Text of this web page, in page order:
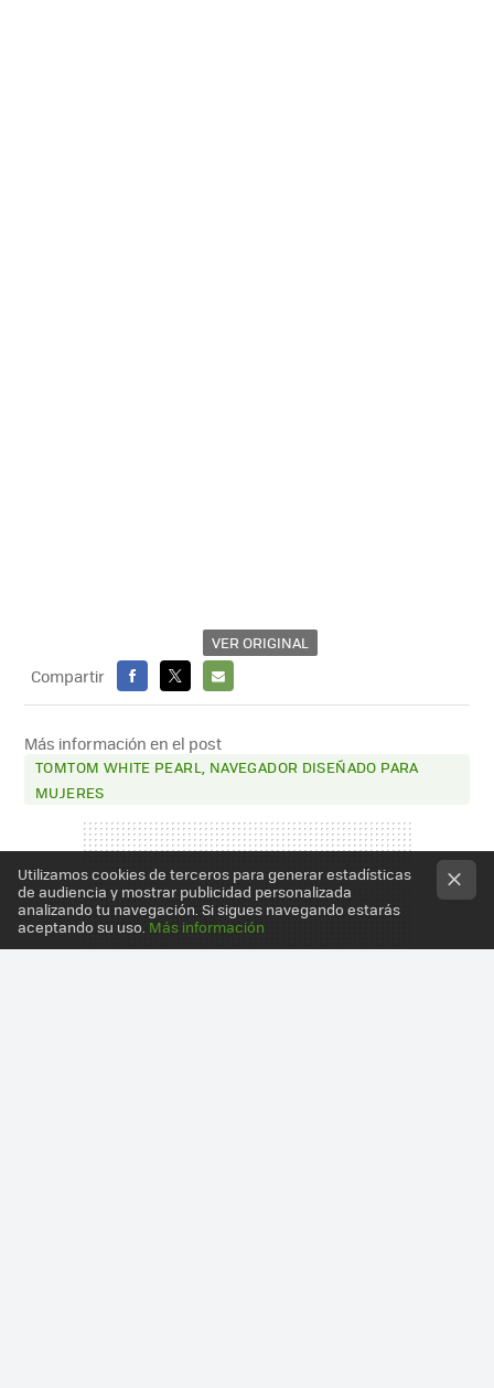
VER ORIGINAL
Compartir
FACEBOOK
X
E-
MAIL
Más información en el post
TOMTOM WHITE PEARL, NAVEGADOR DISEÑADO PARA
MUJERES
Utilizamos cookies de terceros para generar estadísticas
de audiencia y mostrar publicidad personalizada
analizando tu navegación. Si sigues navegando estarás
aceptando su uso. Más información